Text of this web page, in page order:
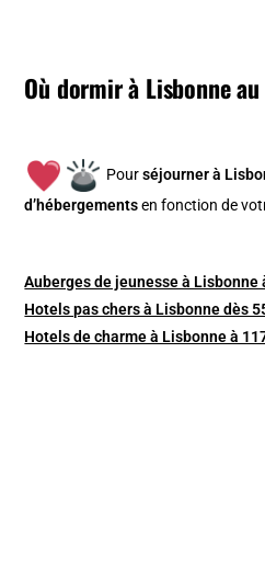
Où dormir à Lisbonne
Pourséjourner à
d’hébergements en fonction de
Auberges de jeunesse à Lisbonne
Hotels pas chers à Lisbonne dès
Hotels de charme à Lisbonne à